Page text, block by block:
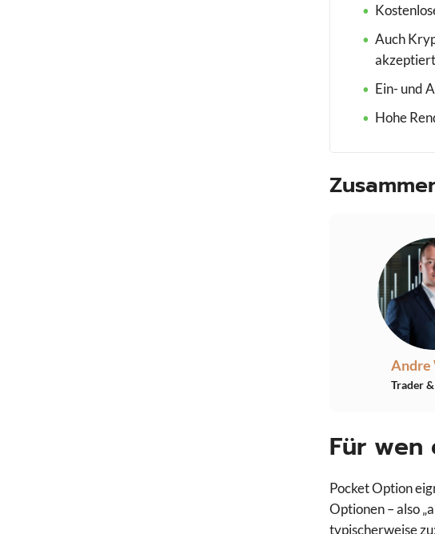
Auch
akzeptiert
Ein- und
Hohe
Andre
Trader
Für wen
Pocket Option
Optionen – also
typischerweise zu: